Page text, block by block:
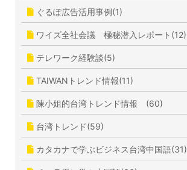
ぐるぽ広告活用事例(1)
ワイズ全社会議 極秘潜入レポート(12)
テレワーク経験談(5)
TAIWANトレンド情報(11)
陳小姐的台湾トレンド情報 (60)
台湾トレンド(59)
カタカナで学ぶビジネス台湾中国語(31)